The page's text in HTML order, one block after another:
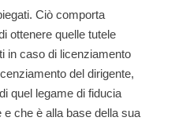
Ciò comporta
ottenere quelle tutele
in caso di licenziamento
del dirigente,
quel legame di fiducia
e che è alla base della sua